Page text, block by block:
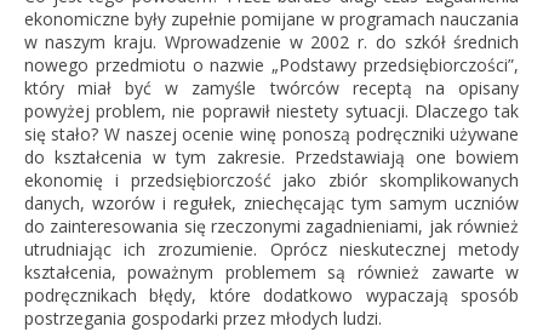
ekonomiczne były zupełnie pomijane w programach nauczania
w naszym kraju. Wprowadzenie w 2002 r. do szkół średnich
nowego przedmiotu o nazwie „Podstawy przedsiębiorczości”,
który miał być w zamyśle twórców receptą na opisany
powyżej problem, nie poprawił niestety sytuacji. Dlaczego tak
się stało? W naszej ocenie winę ponoszą podręczniki używane
do kształcenia w tym zakresie. Przedstawiają one bowiem
ekonomię i przedsiębiorczość jako zbiór skomplikowanych
danych, wzorów i regułek, zniechęcając tym samym uczniów
do zainteresowania się rzeczonymi zagadnieniami, jak również
utrudniając ich zrozumienie. Oprócz nieskutecznej metody
kształcenia, poważnym problemem są również zawarte w
podręcznikach błędy, które dodatkowo wypaczają sposób
postrzegania gospodarki przez młodych ludzi.